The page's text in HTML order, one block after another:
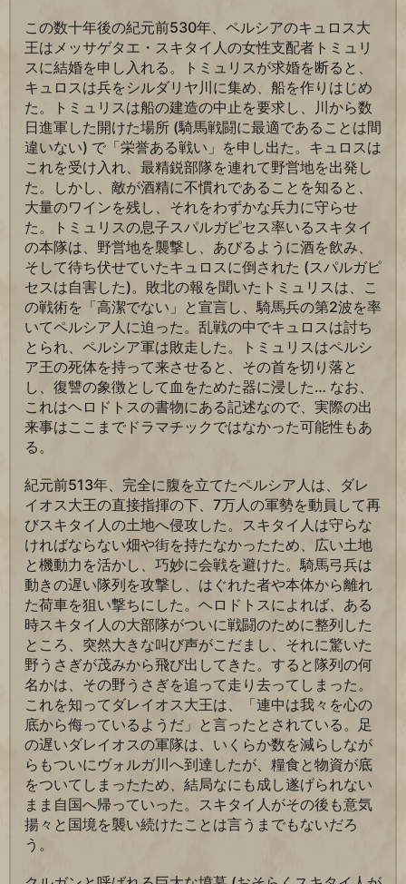
この数十年後の紀元前530年、ペルシアのキュロス大
王はメッサゲタエ・スキタイ人の女性支配者トミュリ
スに結婚を申し入れる。トミュリスが求婚を断ると、
キュロスは兵をシルダリヤ川に集め、船を作りはじめ
た。トミュリスは船の建造の中止を要求し、川から数
日進軍した開けた場所 (騎馬戦闘に最適であることは間
違いない) で「栄誉ある戦い」を申し出た。キュロスは
これを受け入れ、最精鋭部隊を連れて野営地を出発し
た。しかし、敵が酒精に不慣れであることを知ると、
大量のワインを残し、それをわずかな兵力に守らせ
た。トミュリスの息子スパルガピセス率いるスキタイ
の本隊は、野営地を襲撃し、あびるように酒を飲み、
そして待ち伏せていたキュロスに倒された (スパルガピ
セスは自害した)。敗北の報を聞いたトミュリスは、こ
の戦術を「高潔でない」と宣言し、騎馬兵の第2波を率
いてペルシア人に迫った。乱戦の中でキュロスは討ち
とられ、ペルシア軍は敗走した。トミュリスはペルシ
ア王の死体を持って来させると、その首を切り落と
し、復讐の象徴として血をためた器に浸した… なお、
これはヘロドトスの書物にある記述なので、実際の出
来事はここまでドラマチックではなかった可能性もあ
る。
紀元前513年、完全に腹を立てたペルシア人は、ダレ
イオス大王の直接指揮の下、7万人の軍勢を動員して再
びスキタイ人の土地へ侵攻した。スキタイ人は守らな
ければならない畑や街を持たなかったため、広い土地
と機動力を活かし、巧妙に会戦を避けた。騎馬弓兵は
動きの遅い隊列を攻撃し、はぐれた者や本体から離れ
た荷車を狙い撃ちにした。ヘロドトスによれば、ある
時スキタイ人の大部隊がついに戦闘のために整列した
ところ、突然大きな叫び声がこだまし、それに驚いた
野うさぎが茂みから飛び出してきた。すると隊列の何
名かは、その野うさぎを追って走り去ってしまった。
これを知ってダレイオス大王は、「連中は我々を心の
底から侮っているようだ」と言ったとされている。足
の遅いダレイオスの軍隊は、いくらか数を減らしなが
らもついにヴォルガ川へ到達したが、糧食と物資が底
をついてしまったため、結局なにも成し遂げられない
まま自国へ帰っていった。スキタイ人がその後も意気
揚々と国境を襲い続けたことは言うまでもないだろ
う。